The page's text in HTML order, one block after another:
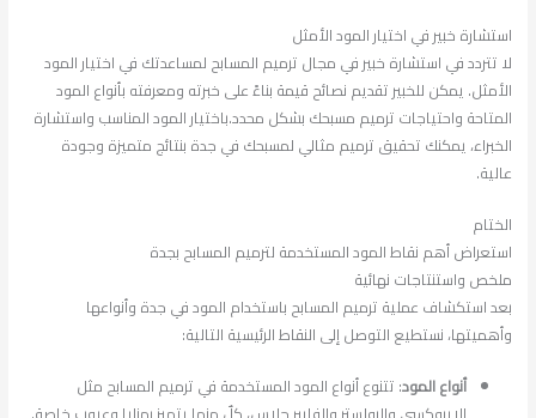
استشارة خبير في اختيار المود الأمثل
لا تتردد في استشارة خبير في مجال ترميم المسابح لمساعدتك في اختيار المود
الأمثل. يمكن للخبير تقديم نصائح قيمة بناءً على خبرته ومعرفته بأنواع المود
المتاحة واحتياجات ترميم مسبحك بشكل محدد.باختيار المود المناسب واستشارة
الخبراء، يمكنك تحقيق ترميم مثالي لمسبحك في جدة بنتائج متميزة وجودة
عالية.
الختام
استعراض أهم نقاط المود المستخدمة لترميم المسابح بجدة
ملخص واستنتاجات نهائية
بعد استكشاف عملية ترميم المسابح باستخدام المود في جدة وأنواعها
وأهميتها، نستطيع التوصل إلى النقاط الرئيسية التالية:
أنواع المود: تتنوع أنواع المود المستخدمة في ترميم المسابح مثل